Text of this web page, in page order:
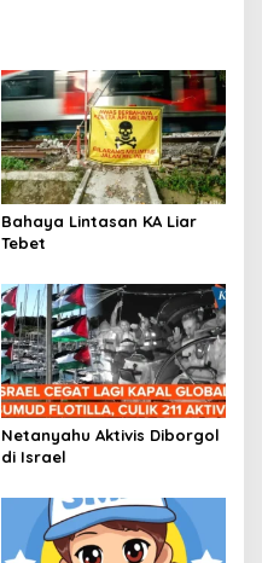
Bahaya Lintasan KA Liar
Tebet
Netanyahu Aktivis Diborgol
di Israel